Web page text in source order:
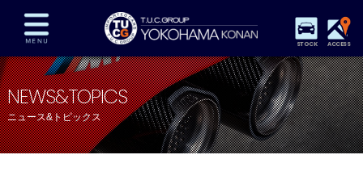
STOCK ACCESS
在庫車両情報 保証&サービス パーツリスト
TUCとは？ 店舗情報 アクセスマップ
全国納車 特別作業 注文販売
NEWS&TOPICS
ニュース&トピックス